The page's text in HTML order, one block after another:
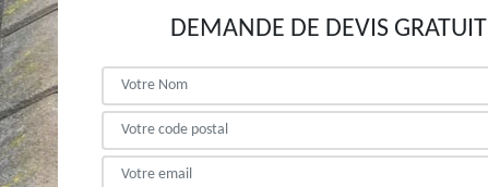
DEMANDE DE DEVIS GRATUIT